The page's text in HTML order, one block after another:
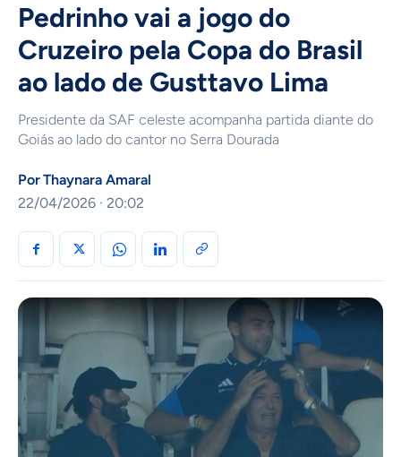
Pedrinho vai a jogo do
Cruzeiro pela Copa do Brasil
ao lado de Gusttavo Lima
Presidente da SAF celeste acompanha partida diante do
Goiás ao lado do cantor no Serra Dourada
PorThaynara Amaral
22/04/2026 · 20:02